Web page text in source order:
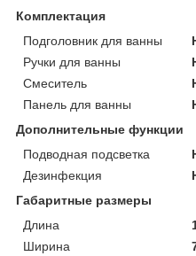
Комплектация
Подголовник для ванны
Ручки для ванны
Смеситель
Панель для ванны
Дополнительные функции
Подводная подсветка
Дезинфекция
Габаритные размеры
Длина
Ширина